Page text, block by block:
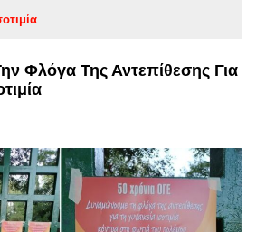
Φλόγα Της Αντεπίθεσης Για